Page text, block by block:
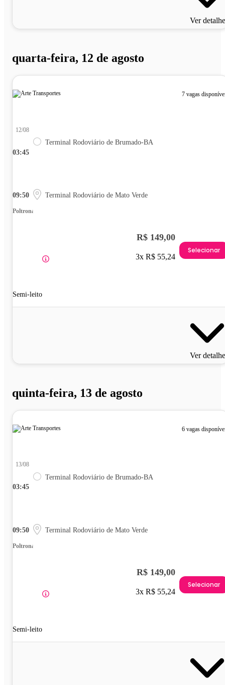
Ver
quarta-feira, 12 de agosto
7 vagas
03:45
12/08
Terminal Rodoviário de Brumado-BA
09:50 Terminal Rodoviário de Mato Verde
Poltrona
Semi-leito
R$ 149,00
3x R$ 55,24
Selecionar
Ver
quinta-feira, 13 de agosto
6 vagas
03:45
13/08
Terminal Rodoviário de Brumado-BA
09:50 Terminal Rodoviário de Mato Verde
Poltrona
Semi-leito
R$ 149,00
3x R$ 55,24
Selecionar